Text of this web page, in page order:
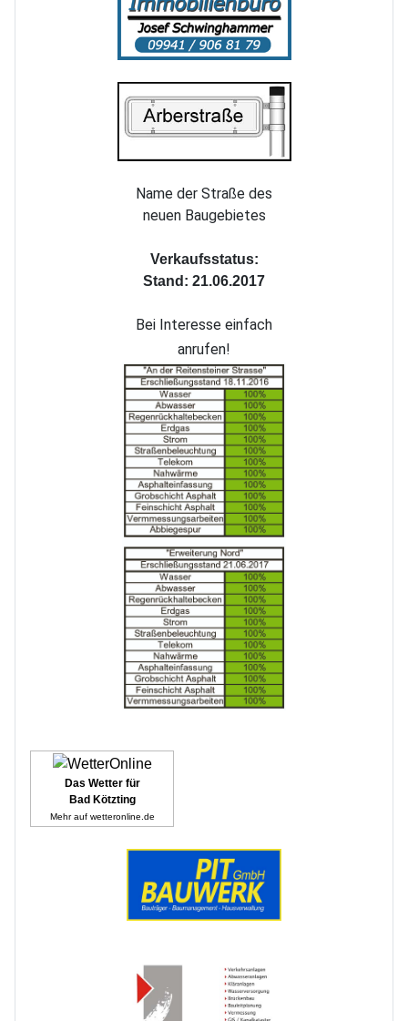
Name der Straße des
neuen Baugebietes
Verkaufsstatus:
Stand: 21.06.2017
Bei Interesse einfach
anrufen!
Das Wetter für
Bad Kötzting
Mehr auf wetteronline.de